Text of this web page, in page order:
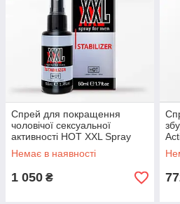
Спрей для покращення
чоловічої сексуальної
активності HOT XXL Spray
For Men Stabilizer, 50 мл
Немає в наявності
1 050 ₴
мл